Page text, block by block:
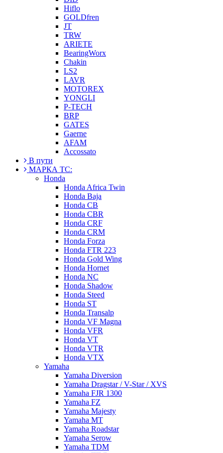
Hiflo
GOLDfren
JT
TRW
ARIETE
BearingWorx
Chakin
LS2
LAVR
MOTOREX
YONGLI
P-TECH
BRP
GATES
Gaerne
AFAM
Accossato
В пути
МАРКА ТС:
Honda
Honda Africa Twin
Honda Baja
Honda CB
Honda CBR
Honda CRF
Honda CRM
Honda Forza
Honda FTR 223
Honda Gold Wing
Honda Hornet
Honda NC
Honda Shadow
Honda Steed
Honda ST
Honda Transalp
Honda VF Magna
Honda VFR
Honda VT
Honda VTR
Honda VTX
Yamaha
Yamaha Diversion
Yamaha Dragstar / V-Star / XVS
Yamaha FJR 1300
Yamaha FZ
Yamaha Majesty
Yamaha MT
Yamaha Roadstar
Yamaha Serow
Yamaha TDM